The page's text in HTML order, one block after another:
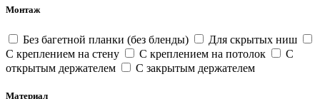
Монтаж
Без багетной планки (без бленды)
Для скрытых ниш
С креплением на стену
С креплением на потолок
С
открытым держателем
С закрытым держателем
Материал